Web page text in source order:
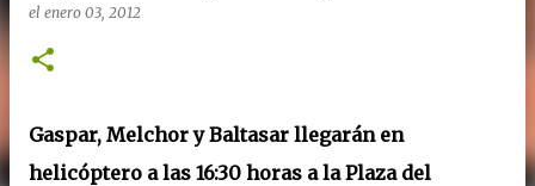
el enero 03, 2012
Gaspar, Melchor y Baltasar llegarán en
helicóptero a las 16:30 horas a la Plaza del